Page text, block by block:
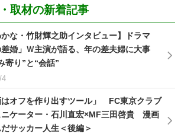
取材の新着記事
かな・竹財輝之助インタビュー】ドラマ
差婚」Ｗ主演が語る、年の差夫婦に大事
寄り”と“会話”
4
はオフを作り出すツール」 FC東京クラブ
ニケーター・石川直宏×MF三田啓貴 漫画
サッカー人生＜後編＞